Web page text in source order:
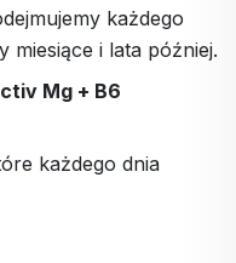
każdego
miesiące i lata później.
Mg + B6
każdego dnia